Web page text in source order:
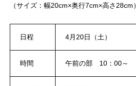
（サイズ：幅20cm×奥行7cm×高さ28cm）
日程 4月20日（土）
時間 午前の部 10：00～